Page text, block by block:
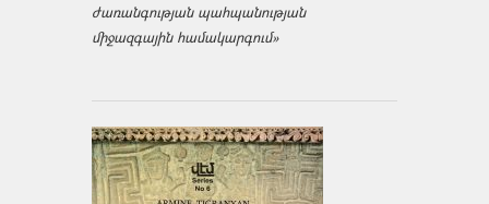
ժառանգության պահպանության
միջազ­գային համակարգում»